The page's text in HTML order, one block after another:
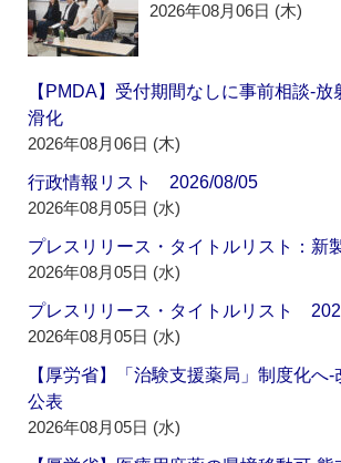
2026年08月06日 (木)
【PMDA】受付期間なしに事前相談‐
滑化
2026年08月06日 (木)
行政情報リスト 2026/08/05
2026年08月05日 (水)
プレスリリース・タイトルリスト：
2026年08月05日 (水)
プレスリリース・タイトルリスト
2026年08月05日 (水)
【厚労省】「治験支援薬局」制度化へ
公表
2026年08月05日 (水)